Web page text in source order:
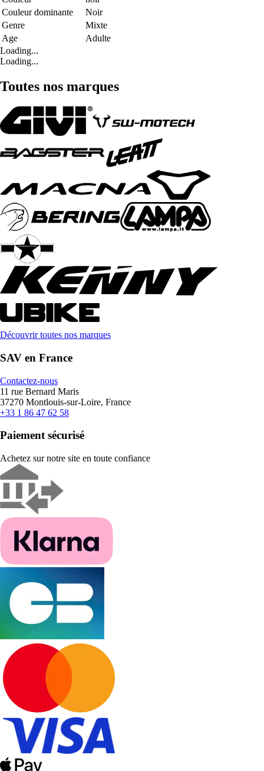
Couleur dominante
Noir
Genre
Mixte
Age
Adulte
Loading...
Loading...
Toutes nos marques
Découvrir toutes nos marques
SAV en France
Contactez-nous
11 rue Bernard Maris
37270 Montlouis-sur-Loire, France
+33 1 86 47 62 58
Paiement sécurisé
Achetez sur notre site en toute confiance